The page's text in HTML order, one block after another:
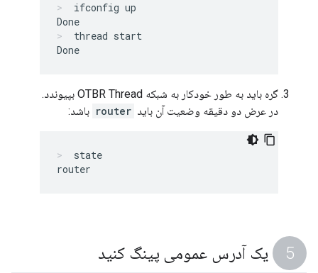
ifconfig up
thread start
گره باید به طور خودکار به شبکه OTBR Thread بپیوندد.
در عرض دو دقیقه وضعیت آن باید router باشد:
state
یک آدرس عمومی پینگ کنید